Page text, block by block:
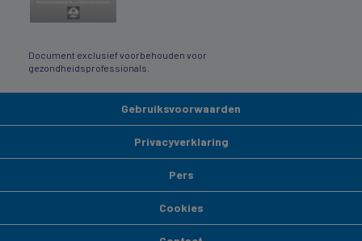
Document exclusief voorbehouden voor
gezondheidsprofessionals.
Gebruiksvoorwaarden
Privacyverklaring
Pers
Cookies